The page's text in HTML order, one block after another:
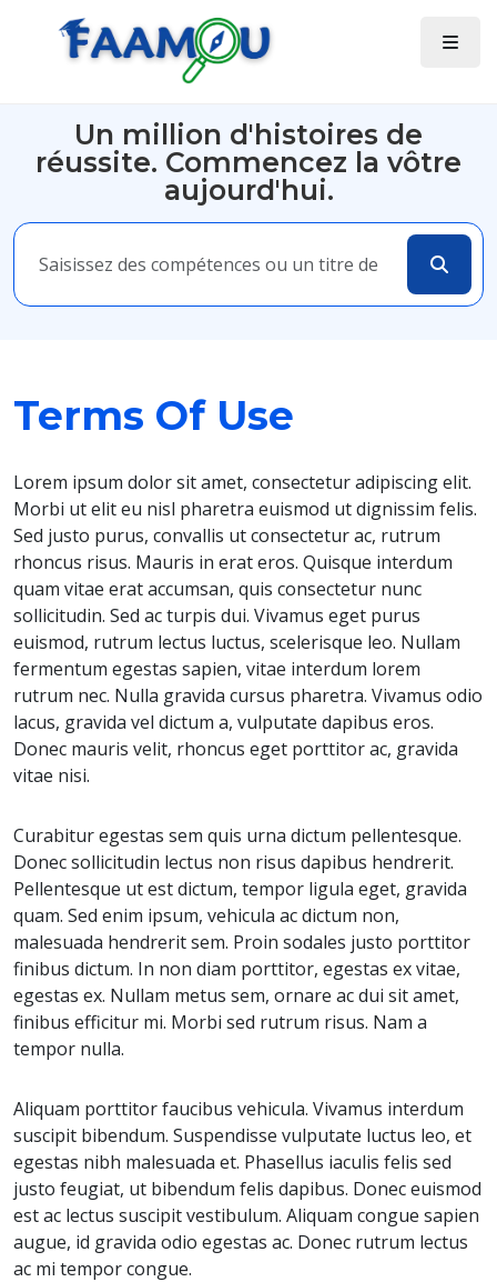
Un million d'histoires de
réussite. Commencez la vôtre
aujourd'hui.
Terms Of Use
Lorem ipsum dolor sit amet, consectetur adipiscing elit.
Morbi ut elit eu nisl pharetra euismod ut dignissim felis.
Sed justo purus, convallis ut consectetur ac, rutrum
rhoncus risus. Mauris in erat eros. Quisque interdum
quam vitae erat accumsan, quis consectetur nunc
sollicitudin. Sed ac turpis dui. Vivamus eget purus
euismod, rutrum lectus luctus, scelerisque leo. Nullam
fermentum egestas sapien, vitae interdum lorem
rutrum nec. Nulla gravida cursus pharetra. Vivamus odio
lacus, gravida vel dictum a, vulputate dapibus eros.
Donec mauris velit, rhoncus eget porttitor ac, gravida
vitae nisi.
Curabitur egestas sem quis urna dictum pellentesque.
Donec sollicitudin lectus non risus dapibus hendrerit.
Pellentesque ut est dictum, tempor ligula eget, gravida
quam. Sed enim ipsum, vehicula ac dictum non,
malesuada hendrerit sem. Proin sodales justo porttitor
finibus dictum. In non diam porttitor, egestas ex vitae,
egestas ex. Nullam metus sem, ornare ac dui sit amet,
finibus efficitur mi. Morbi sed rutrum risus. Nam a
tempor nulla.
Aliquam porttitor faucibus vehicula. Vivamus interdum
suscipit bibendum. Suspendisse vulputate luctus leo, et
egestas nibh malesuada et. Phasellus iaculis felis sed
justo feugiat, ut bibendum felis dapibus. Donec euismod
est ac lectus suscipit vestibulum. Aliquam congue sapien
augue, id gravida odio egestas ac. Donec rutrum lectus
ac mi tempor congue.